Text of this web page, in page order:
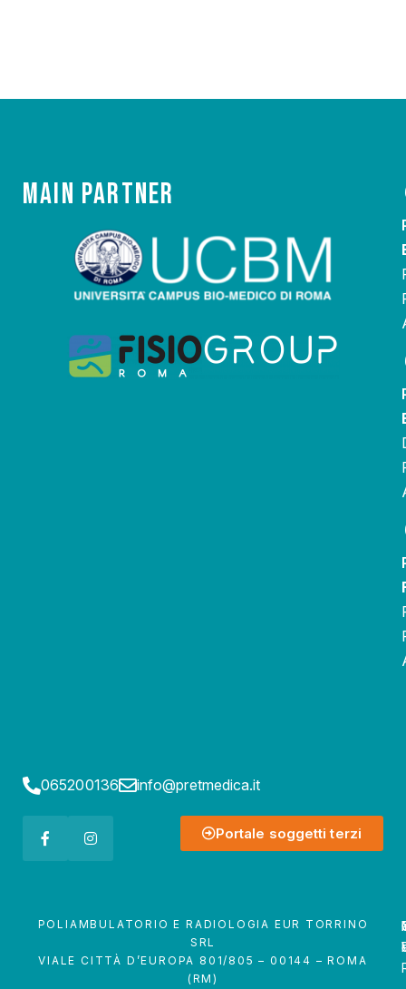
Main Partner
065200136 info@pretmedica.it
Portale soggetti terzi
POLIAMBULATORIO E RADIOLOGIA EUR TORRINO
SRL
VIALE CITTÀ D’EUROPA 801/805 – 00144 – ROMA
(RM)